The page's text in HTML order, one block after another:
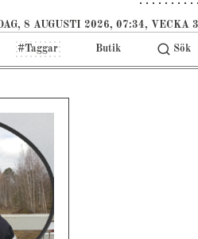
8 AUGUSTI 2026, 07:34, VECKA
#Taggar Butik Sök